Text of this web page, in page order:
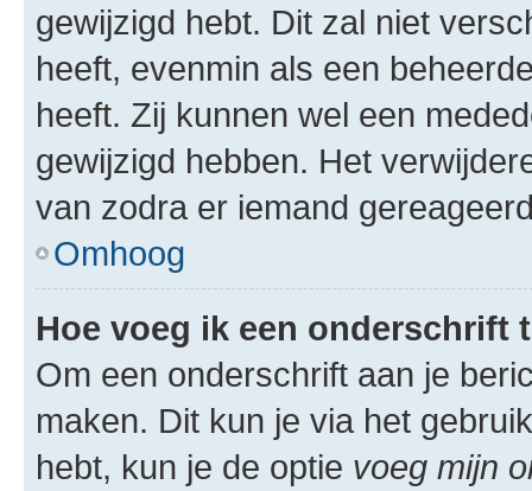
gewijzigd hebt. Dit zal niet
heeft, evenmin als een
heeft. Zij kunnen wel een
gewijzigd hebben. Het
van zodra er iemand
Omhoog
Hoe voeg ik een onderschrift
Om een onderschrift aan je
maken. Dit kun je via het
hebt, kun je de optie voeg mijn